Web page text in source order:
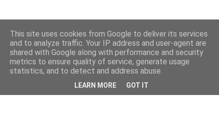
This site uses cookies from Google to deliver its services
and to analyze traffic. Your IP address and user-agent are
shared with Google along with performance and security
metrics to ensure quality of service, generate usage
statistics, and to detect and address abuse.
LEARN MORE GOT IT